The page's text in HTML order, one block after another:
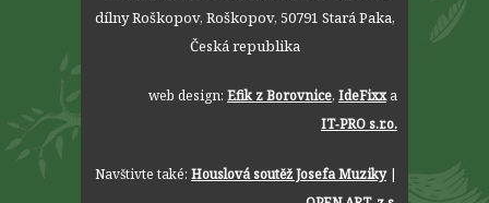
dílny Roškopov, Roškopov, 50791 Stará Paka,
Česká republika
web design: Efik z Borovnice, IdeFixxa
IT‑PRO s.r.o.
Navštivte také: Houslová soutěž Josefa Muziky|